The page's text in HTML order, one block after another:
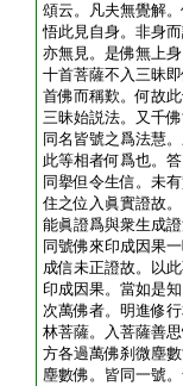
頌云。凡夫無覺解
悟此見自身。非身
亦無見。是佛無上
十首菩薩不入三昧
首佛而稱歎。何故
三昧始説法。又千
同名皆號之爲法慧
此等相者何爲也。
同擧但令生信。未
住之位入眞實證故
能眞證爲與衆生成
同號佛來印成因果
成信未正證故。以
印成因果。當如是
次萬佛者。明進修
林菩薩。入菩薩善
方各過萬佛刹微塵
塵數佛。皆同一號